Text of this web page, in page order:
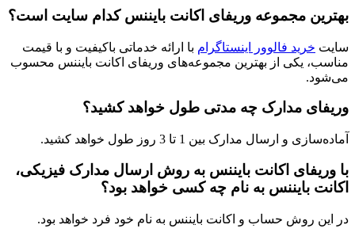
بهترین مجموعه وریفای اکانت بایننس کدام سایت است؟
سایت خرید فالوور اینستاگرام با ارائه خدماتی باکیفیت و با قیمت
مناسب، یکی از بهترین مجموعه‌های وریفای اکانت بایننس محسوب
می‌شود.
وریفای مدارک چه مدتی طول خواهد کشید؟
آماده‌سازی و ارسال مدارک بین 1 تا 3 روز طول خواهد کشید.
با وریفای اکانت بایننس به روش ارسال مدارک فیزیکی،
اکانت بایننس به نام چه کسی خواهد بود؟
در این روش حساب و اکانت بایننس به نام خود فرد خواهد بود.